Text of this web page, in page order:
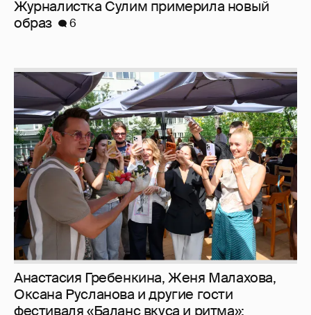
Анастасия Гребенкина, Женя Малахова,
Оксана Русланова и другие гости
фестиваля «Баланс вкуса и ритма»:
рассматриваем летние образы